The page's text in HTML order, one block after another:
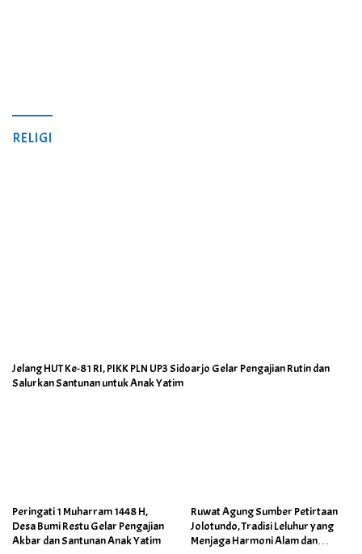
RELIGI
Jelang HUT Ke-81 RI, PIKK PLN UP3 Sidoarjo Gelar Pengajian Rutin dan
Salurkan Santunan untuk Anak Yatim
Peringati 1 Muharram 1448 H,
Desa Bumi Restu Gelar Pengajian
Akbar dan Santunan Anak Yatim
Ruwat Agung Sumber Petirtaan
Jolotundo, Tradisi Leluhur yang
Menjaga Harmoni Alam dan